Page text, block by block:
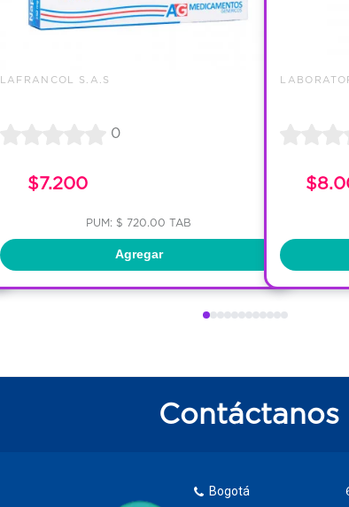
LAFRANCOL S.A.S
0
$7.200
PUM: $ 720.00 TAB
Agregar
Contáctanos
Bogotá